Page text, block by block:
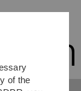
of the